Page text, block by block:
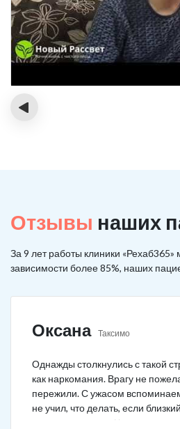
‹
Отзывы наших
За 9 лет работы клиники «Рехаб365»
зависимости более 85%, наших
Оксана Таксимо
Однажды столкнулись с такой
как наркомания. Врагу не
пережили. С ужасом
не учил, что делать, если
наркозависимым. Честно